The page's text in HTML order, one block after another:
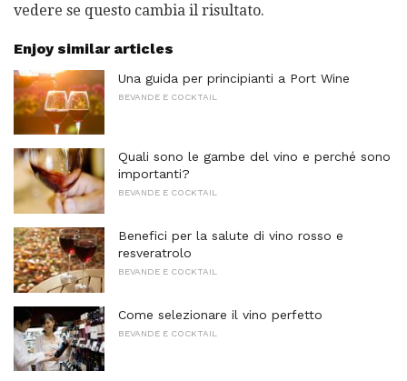
vedere se questo cambia il risultato.
Enjoy similar articles
Una guida per principianti a Port Wine
BEVANDE E COCKTAIL
Quali sono le gambe del vino e perché sono
importanti?
BEVANDE E COCKTAIL
Benefici per la salute di vino rosso e
resveratrolo
BEVANDE E COCKTAIL
Come selezionare il vino perfetto
BEVANDE E COCKTAIL